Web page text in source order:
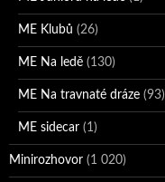
ME Klubů (26)
ME Na ledě (130)
ME Na travnaté dráze (93)
ME sidecar (1)
Minirozhovor (1 020)